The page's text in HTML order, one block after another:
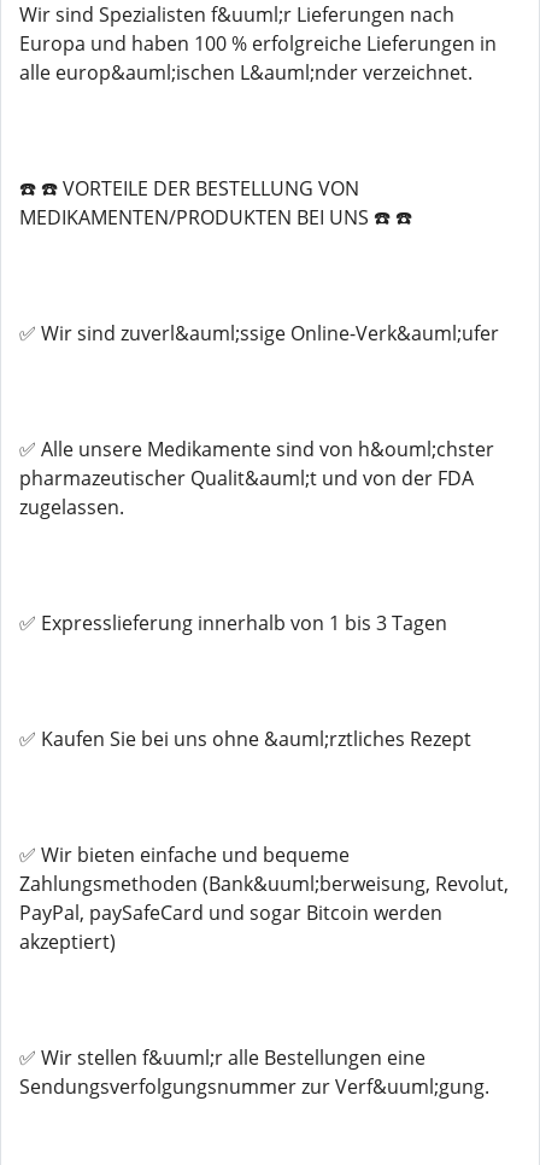
Wir sind Spezialisten f&uuml;r Lieferungen nach
Europa und haben 100 % erfolgreiche Lieferungen in
alle europ&auml;ischen L&auml;nder verzeichnet.
☎️ ☎️ VORTEILE DER BESTELLUNG VON
MEDIKAMENTEN/PRODUKTEN BEI UNS ☎️ ☎️
✅ Wir sind zuverl&auml;ssige Online-Verk&auml;ufer
✅ Alle unsere Medikamente sind von h&ouml;chster
pharmazeutischer Qualit&auml;t und von der FDA
zugelassen.
✅ Expresslieferung innerhalb von 1 bis 3 Tagen
✅ Kaufen Sie bei uns ohne &auml;rztliches Rezept
✅ Wir bieten einfache und bequeme
Zahlungsmethoden (Bank&uuml;berweisung, Revolut,
PayPal, paySafeCard und sogar Bitcoin werden
akzeptiert)
✅ Wir stellen f&uuml;r alle Bestellungen eine
Sendungsverfolgungsnummer zur Verf&uuml;gung.